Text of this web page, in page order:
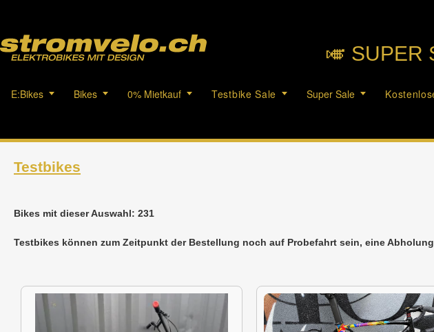
🎺︎ SUPER
E:Bikes Bikes 0% Mietkauf Testbike Sale Super Sale
Testbikes
Bikes mit dieser Auswahl: 231
Testbikes können zum Zeitpunkt der Bestellung noch auf Probefahrt sein, eine